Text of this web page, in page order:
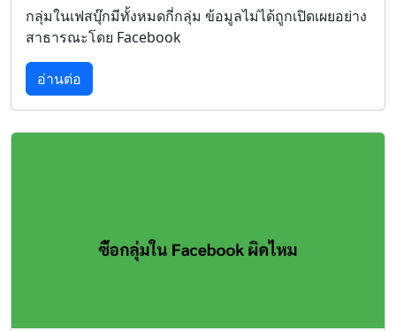
กลุ่มในเฟสบุ๊กมีทั้งหมดกี่กลุ่ม ข้อมูลไม่ได้ถูกเปิดเผยอย่าง
สาธารณะโดย Facebook
อ่านต่อ